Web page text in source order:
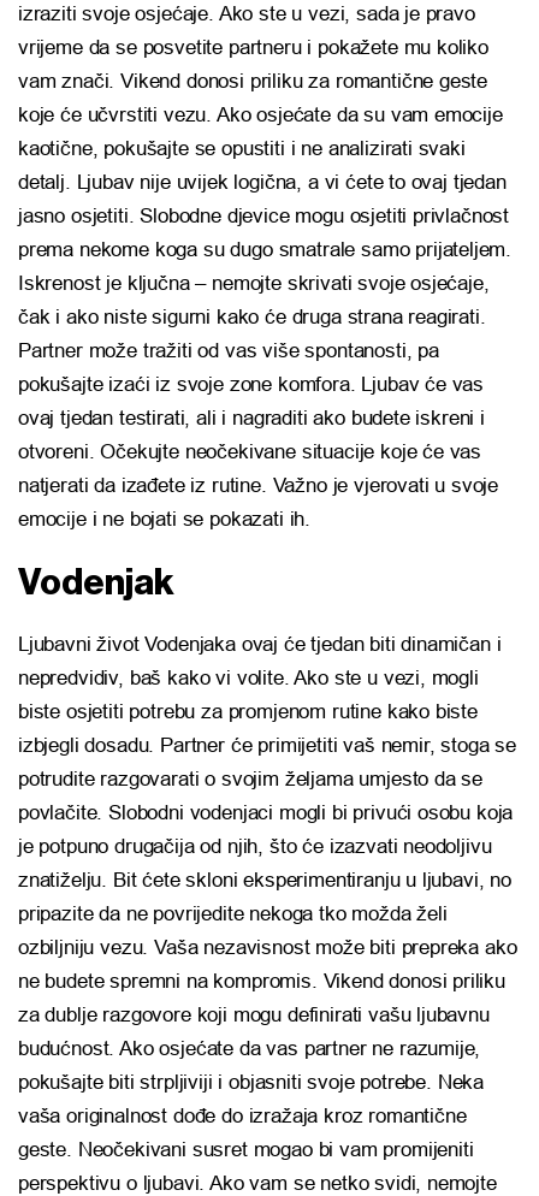
izraziti svoje osjećaje. Ako ste u vezi, sada je pravo
vrijeme da se posvetite partneru i pokažete mu koliko
vam znači. Vikend donosi priliku za romantične geste
koje će učvrstiti vezu. Ako osjećate da su vam emocije
kaotične, pokušajte se opustiti i ne analizirati svaki
detalj. Ljubav nije uvijek logična, a vi ćete to ovaj tjedan
jasno osjetiti. Slobodne djevice mogu osjetiti privlačnost
prema nekome koga su dugo smatrale samo prijateljem.
Iskrenost je ključna – nemojte skrivati svoje osjećaje,
čak i ako niste sigurni kako će druga strana reagirati.
Partner može tražiti od vas više spontanosti, pa
pokušajte izaći iz svoje zone komfora. Ljubav će vas
ovaj tjedan testirati, ali i nagraditi ako budete iskreni i
otvoreni. Očekujte neočekivane situacije koje će vas
natjerati da izađete iz rutine. Važno je vjerovati u svoje
emocije i ne bojati se pokazati ih.
Vodenjak
Ljubavni život Vodenjaka ovaj će tjedan biti dinamičan i
nepredvidiv, baš kako vi volite. Ako ste u vezi, mogli
biste osjetiti potrebu za promjenom rutine kako biste
izbjegli dosadu. Partner će primijetiti vaš nemir, stoga se
potrudite razgovarati o svojim željama umjesto da se
povlačite. Slobodni vodenjaci mogli bi privući osobu koja
je potpuno drugačija od njih, što će izazvati neodoljivu
znatiželju. Bit ćete skloni eksperimentiranju u ljubavi, no
pripazite da ne povrijedite nekoga tko možda želi
ozbiljniju vezu. Vaša nezavisnost može biti prepreka ako
ne budete spremni na kompromis. Vikend donosi priliku
za dublje razgovore koji mogu definirati vašu ljubavnu
budućnost. Ako osjećate da vas partner ne razumije,
pokušajte biti strpljiviji i objasniti svoje potrebe. Neka
vaša originalnost dođe do izražaja kroz romantične
geste. Neočekivani susret mogao bi vam promijeniti
perspektivu o ljubavi. Ako vam se netko svidi, nemojte